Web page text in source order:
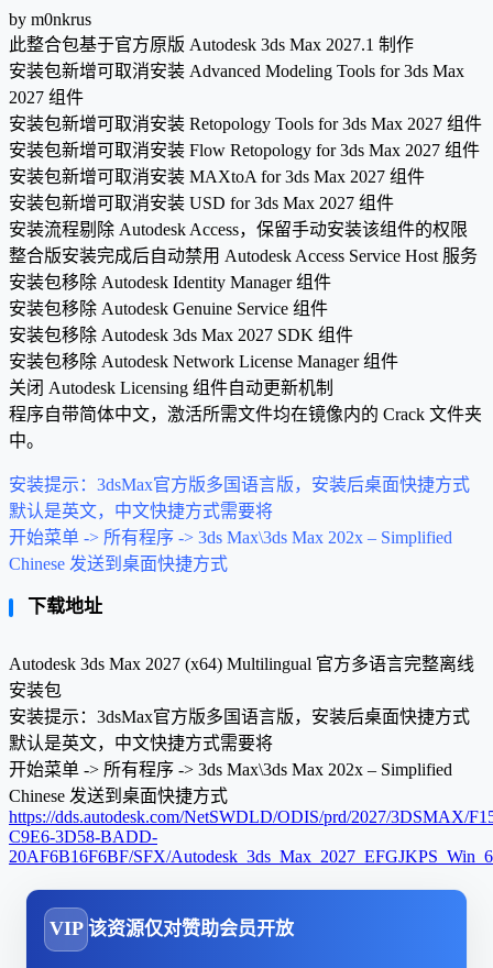
by m0nkrus
此整合包基于官方原版 Autodesk 3ds Max 2027.1 制作
安装包新增可取消安装 Advanced Modeling Tools for 3ds Max
2027 组件
安装包新增可取消安装 Retopology Tools for 3ds Max 2027 组件
安装包新增可取消安装 Flow Retopology for 3ds Max 2027 组件
安装包新增可取消安装 MAXtoA for 3ds Max 2027 组件
安装包新增可取消安装 USD for 3ds Max 2027 组件
安装流程剔除 Autodesk Access，保留手动安装该组件的权限
整合版安装完成后自动禁用 Autodesk Access Service Host 服务
安装包移除 Autodesk Identity Manager 组件
安装包移除 Autodesk Genuine Service 组件
安装包移除 Autodesk 3ds Max 2027 SDK 组件
安装包移除 Autodesk Network License Manager 组件
关闭 Autodesk Licensing 组件自动更新机制
程序自带简体中文，激活所需文件均在镜像内的 Crack 文件夹
中。
安装提示：3dsMax官方版多国语言版，安装后桌面快捷方式
默认是英文，中文快捷方式需要将
开始菜单 -> 所有程序 -> 3ds Max\3ds Max 202x – Simplified
Chinese 发送到桌面快捷方式
下载地址
Autodesk 3ds Max 2027 (x64) Multilingual 官方多语言完整离线
安装包
安装提示：3dsMax官方版多国语言版，安装后桌面快捷方式
默认是英文，中文快捷方式需要将
开始菜单 -> 所有程序 -> 3ds Max\3ds Max 202x – Simplified
Chinese 发送到桌面快捷方式
https://dds.autodesk.com/NetSWDLD/ODIS/prd/2027/3DSMAX/
C9E6-3D58-BADD-
20AF6B16F6BF/SFX/
VIP 该资源仅对赞助会员开放